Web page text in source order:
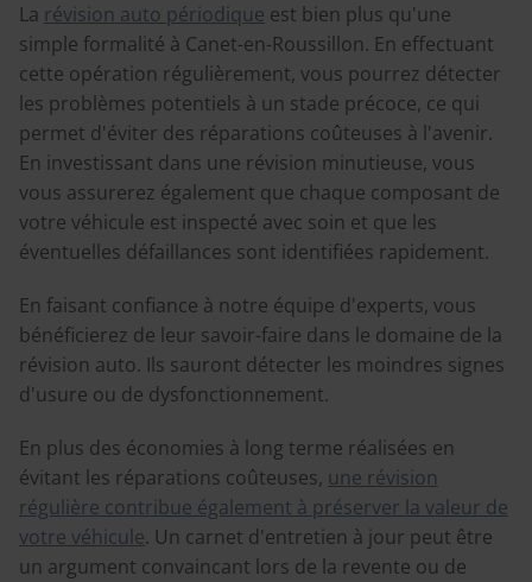
La révision auto périodique est bien plus qu'une
simple formalité à Canet-en-Roussillon. En effectuant
cette opération régulièrement, vous pourrez détecter
les problèmes potentiels à un stade précoce, ce qui
permet d'éviter des réparations coûteuses à l'avenir.
En investissant dans une révision minutieuse, vous
vous assurerez également que chaque composant de
votre véhicule est inspecté avec soin et que les
éventuelles défaillances sont identifiées rapidement.
En faisant confiance à notre équipe d'experts, vous
bénéficierez de leur savoir-faire dans le domaine de la
révision auto. Ils sauront détecter les moindres signes
d'usure ou de dysfonctionnement.
En plus des économies à long terme réalisées en
évitant les réparations coûteuses, une révision
régulière contribue également à préserver la valeur de
votre véhicule. Un carnet d'entretien à jour peut être
un argument convaincant lors de la revente ou de